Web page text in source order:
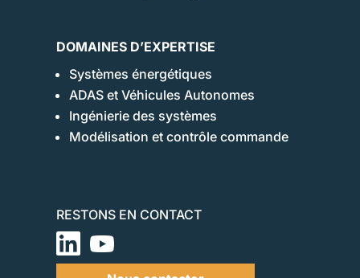
DOMAINES D’EXPERTISE
Systèmes énergétiques
ADAS et Véhicules Autonomes
Ingénierie des systèmes
Modélisation et contrôle commande
RESTONS EN CONTACT